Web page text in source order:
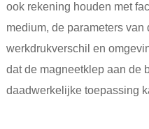
ook rekening houden met
medium, de parameters
werkdrukverschil en
dat de magneetklep aan de
daadwerkelijke toepassing